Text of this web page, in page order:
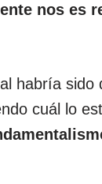
nos es
habría
cuál lo